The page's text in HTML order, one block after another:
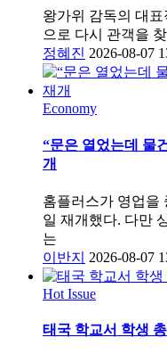
왕가위 감독의 대표
으로 다시 관객을
정혜진 2026-08-07
Economy
“문은 열었는데 물
개
홈플러스가 영업을
일 재개했다. 다만
는
이반지
2026-08-07
Hot Issue
태국 학교서 학생